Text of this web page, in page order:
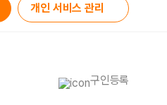
개인 서비스 관리
구인등록